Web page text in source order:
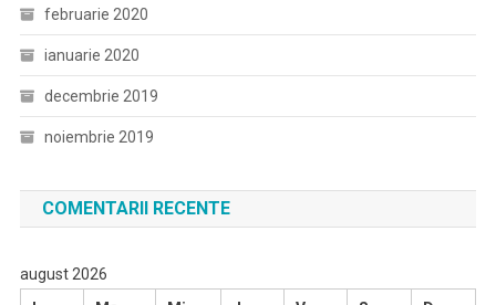
februarie 2020
ianuarie 2020
decembrie 2019
noiembrie 2019
COMENTARII RECENTE
august 2026